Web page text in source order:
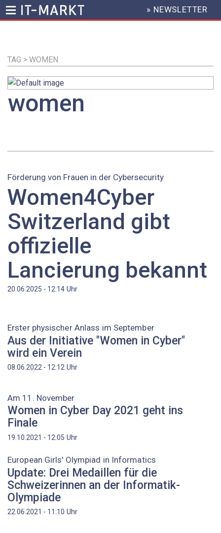
Inhalt
HEADER
MENU
» NEWSLETTER
TAG > WOMEN
women
Förderung von Frauen in der Cybersecurity
Women4Cyber
Switzerland gibt
offizielle
Lancierung bekannt
20.06.2025 - 12:14 Uhr
Erster physischer Anlass im September
Aus der Initiative "Women in Cyber"
wird ein Verein
08.06.2022 - 12:12 Uhr
Am 11. November
Women in Cyber Day 2021 geht ins
Finale
19.10.2021 - 12:05 Uhr
European Girls' Olympiad in Informatics
Update: Drei Medaillen für die
Schweizerinnen an der Informatik-
Olympiade
22.06.2021 - 11:10 Uhr